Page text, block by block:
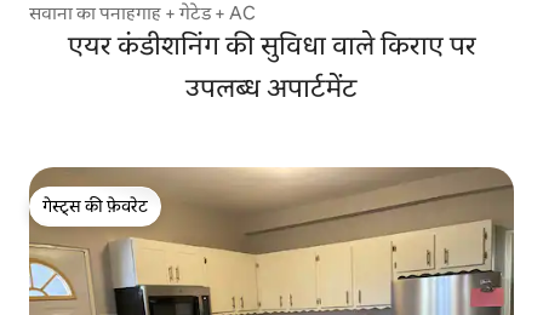
सवाना का पनाहगाह + गेटेड + AC
एयर कंडीशनिंग की सुविधा वाले किराए पर
उपलब्ध अपार्टमेंट
गेस्ट्स की फ़ेवरेट
गेस्ट्स की फ़ेवरेट